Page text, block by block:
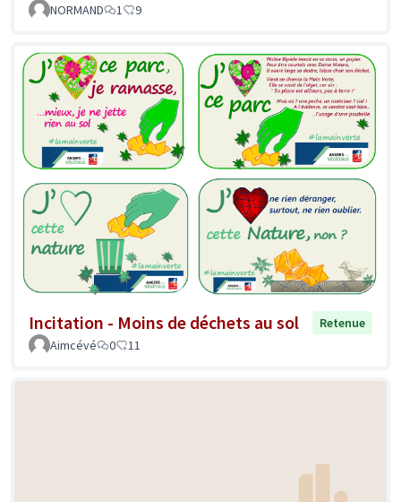
NORMAND 1 9
Incitation - Moins de déchets au sol
Retenue
Aimcévé
0 11